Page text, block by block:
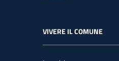
VIVERE IL COMUNE